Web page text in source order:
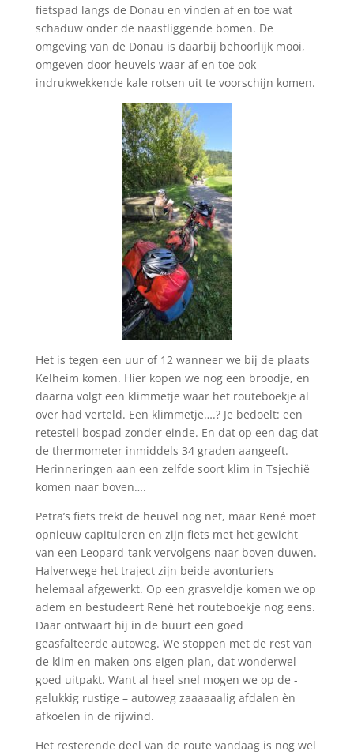
fietspad langs de Donau en vinden af en toe wat
schaduw onder de naastliggende bomen. De
omgeving van de Donau is daarbij behoorlijk mooi,
omgeven door heuvels waar af en toe ook
indrukwekkende kale rotsen uit te voorschijn komen.
Het is tegen een uur of 12 wanneer we bij de plaats
Kelheim komen. Hier kopen we nog een broodje, en
daarna volgt een klimmetje waar het routeboekje al
over had verteld. Een klimmetje….? Je bedoelt: een
retesteil bospad zonder einde. En dat op een dag dat
de thermometer inmiddels 34 graden aangeeft.
Herinneringen aan een zelfde soort klim in Tsjechië
komen naar boven….
Petra’s fiets trekt de heuvel nog net, maar René moet
opnieuw capituleren en zijn fiets met het gewicht
van een Leopard-tank vervolgens naar boven duwen.
Halverwege het traject zijn beide avonturiers
helemaal afgewerkt. Op een grasveldje komen we op
adem en bestudeert René het routeboekje nog eens.
Daar ontwaart hij in de buurt een goed
geasfalteerde autoweg. We stoppen met de rest van
de klim en maken ons eigen plan, dat wonderwel
goed uitpakt. Want al heel snel mogen we op de -
gelukkig rustige – autoweg zaaaaaalig afdalen èn
afkoelen in de rijwind.
Het resterende deel van de route vandaag is nog wel